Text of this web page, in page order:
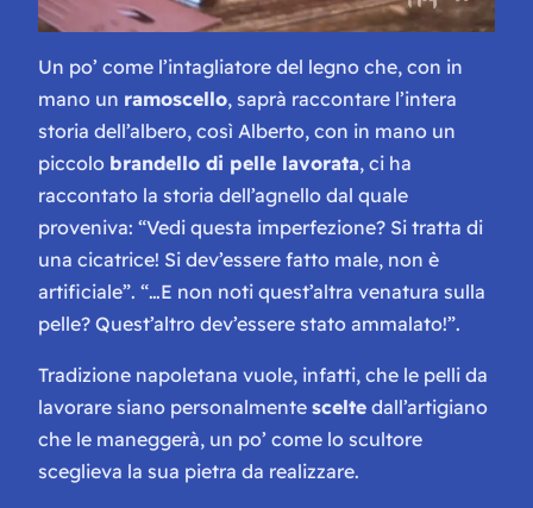
Un po’ come l’intagliatore del legno che, con in
mano un ramoscello, saprà raccontare l’intera
storia dell’albero, così Alberto, con in mano un
piccolo brandello di pelle lavorata, ci ha
raccontato la storia dell’agnello dal quale
proveniva: “Vedi questa imperfezione? Si tratta di
una cicatrice! Si dev’essere fatto male, non è
artificiale”. “…E non noti quest’altra venatura sulla
pelle? Quest’altro dev’essere stato ammalato!”.
Tradizione napoletana vuole, infatti, che le pelli da
lavorare siano personalmente scelte dall’artigiano
che le maneggerà, un po’ come lo scultore
sceglieva la sua pietra da realizzare.